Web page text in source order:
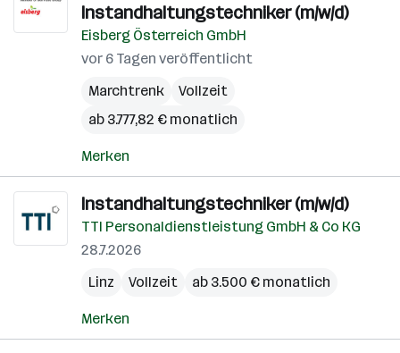
Instandhaltungstechniker (m/w/d)
Eisberg Österreich GmbH
vor 6 Tagen veröffentlicht
Marchtrenk
Vollzeit
ab 3.777,82 € monatlich
Merken
Instandhaltungstechniker (m/w/d)
TTI Personaldienstleistung GmbH & Co KG
28.7.2026
Linz
Vollzeit ab 3.500 € monatlich
Merken